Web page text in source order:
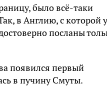
было всё-таки
в Англию, с которой у
посланы
появился первый
в пучину Смуты.